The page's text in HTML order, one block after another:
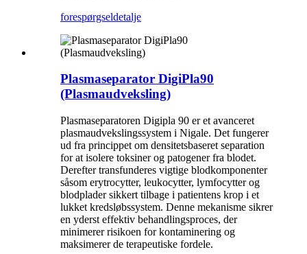
forespørgseldetalje
Plasmaseparator DigiPla90
(Plasmaudveksling)
Plasmaseparatoren Digipla 90 er et avanceret
plasmaudvekslingssystem i Nigale. Det fungerer
ud fra princippet om densitetsbaseret separation
for at isolere toksiner og patogener fra blodet.
Derefter transfunderes vigtige blodkomponenter
såsom erytrocytter, leukocytter, lymfocytter og
blodplader sikkert tilbage i patientens krop i et
lukket kredsløbssystem. Denne mekanisme sikrer
en yderst effektiv behandlingsproces, der
minimerer risikoen for kontaminering og
maksimerer de terapeutiske fordele.